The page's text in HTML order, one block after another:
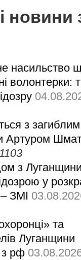
новини
насильство
волонтерки:
з загиблим
Артуром
з
у
ЗМІ
та
Луганщини
з рф